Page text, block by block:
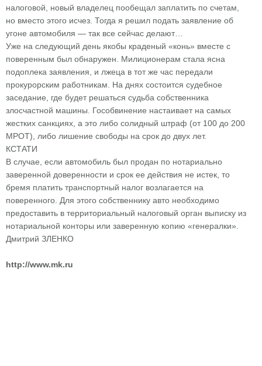
налоговой, новый владелец пообещал заплатить по счетам,
но вместо этого исчез. Тогда я решил подать заявление об
угоне автомобиля — так все сейчас делают…
Уже на следующий день якобы краденый «конь» вместе с
поверенным был обнаружен. Милиционерам стала ясна
подоплека заявления, и лжеца в тот же час передали
прокурорским работникам. На днях состоится судебное
заседание, где будет решаться судьба собственника
злосчастной машины. Гособвинение настаивает на самых
жестких санкциях, а это либо солидный штраф (от 100 до 200
МРОТ), либо лишение свободы на срок до двух лет.
КСТАТИ
В случае, если автомобиль был продан по нотариально
заверенной доверенности и срок ее действия не истек, то
бремя платить транспортный налог возлагается на
поверенного. Для этого собственнику авто необходимо
предоставить в территориальный налоговый орган выписку из
нотариальной конторы или заверенную копию «генералки».
Дмитрий ЗЛЕНКО
http://www.mk.ru